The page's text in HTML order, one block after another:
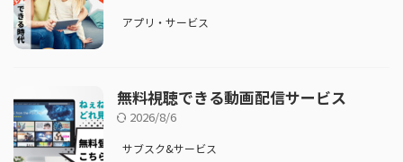
アプリ・サービス
無料視聴できる動画配信サービス
2026/8/6
サブスク&サービス